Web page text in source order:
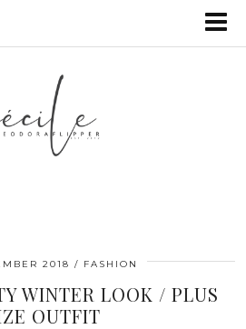
2018 FASHION
WINTER LOOK / PLUS
OUTFIT